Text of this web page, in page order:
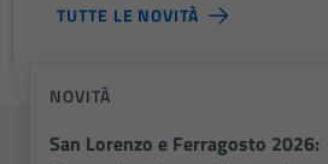
TUTTE LE NOVITÀ
NOVITÀ
San Lorenzo e Ferragosto 2026: